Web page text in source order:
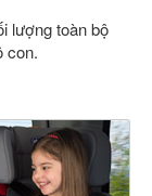
lượng toàn bộ
con.